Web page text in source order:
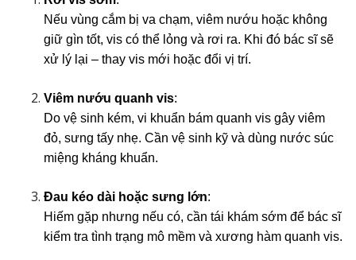
Nếu vùng cắm bị va chạm, viêm nướu hoặc không
giữ gìn tốt, vis có thể lỏng và rơi ra. Khi đó bác sĩ sẽ
xử lý lại – thay vis mới hoặc đổi vị trí.
Viêm nướu quanh vis:
Do vệ sinh kém, vi khuẩn bám quanh vis gây viêm
đỏ, sưng tấy nhẹ. Cần vệ sinh kỹ và dùng nước súc
miệng kháng khuẩn.
Đau kéo dài hoặc sưng lớn:
Hiếm gặp nhưng nếu có, cần tái khám sớm để bác sĩ
kiểm tra tình trạng mô mềm và xương hàm quanh vis.